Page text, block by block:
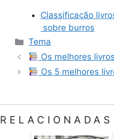
Classificação
sobre burros
Categorias
Tema
Os melhores
Os 5 melhores
RELACIONADAS